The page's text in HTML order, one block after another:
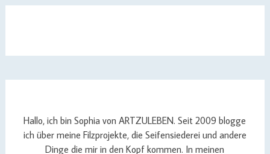
Hallo, ich bin Sophia von ARTZULEBEN. Seit 2009 blogge
ich über meine Filzprojekte, die Seifensiederei und andere
Dinge die mir in den Kopf kommen. In meinen